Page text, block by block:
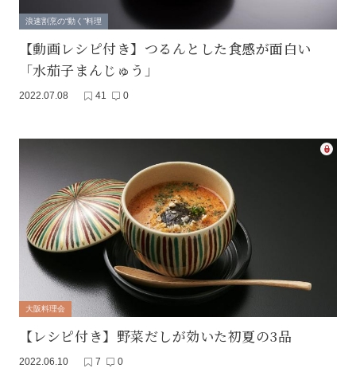
浪速割烹の“動く”料理
【動画レシピ付き】つるんとした食感が面白い
「水茄子まんじゅう」
2022.07.08 41 0
大阪料理会
【レシピ付き】野菜だしが効いた初夏の3品
2022.06.10 7 0